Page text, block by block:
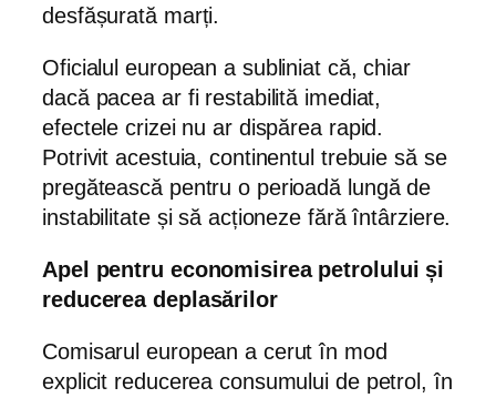
desfășurată marți.
Oficialul european a subliniat că, chiar
dacă pacea ar fi restabilită imediat,
efectele crizei nu ar dispărea rapid.
Potrivit acestuia, continentul trebuie să se
pregătească pentru o perioadă lungă de
instabilitate și să acționeze fără întârziere.
Apel pentru economisirea petrolului și
reducerea deplasărilor
Comisarul european a cerut în mod
explicit reducerea consumului de petrol, în